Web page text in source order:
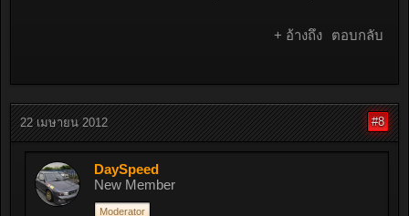
+ อ้างถึง ตอบกลับ
22 เมษายน 2012 #8
DaySpeed
New Member
Moderator